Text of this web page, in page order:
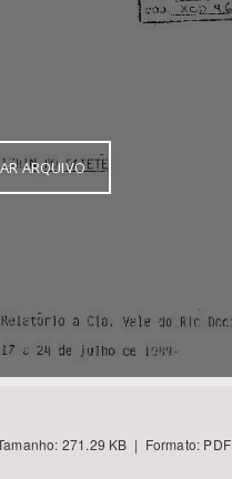
ARQUIVO
271.29 KB | Formato: PDF